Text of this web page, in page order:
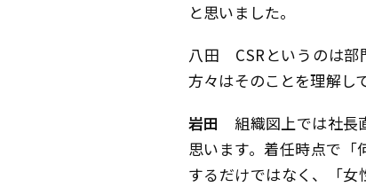
と思いました。
八田 CSRというのは部
方々はそのことを理解し
岩田
組織図上では社長
思います。着任時点で
するだけではなく、「女